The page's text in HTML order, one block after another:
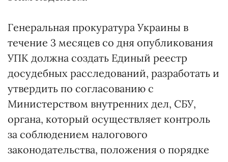
Генеральная прокуратура Украины в
течение 3 месяцев со дня опубликования
УПК должна создать Единый реестр
досудебных расследований, разработать и
утвердить по согласованию с
Министерством внутренних дел, СБУ,
органа, который осуществляет контроль
за соблюдением налогового
законодательства, положения о порядке